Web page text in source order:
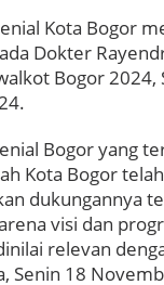
Kota Bogor
Dokter
Bogor 2024,
Bogor yang
Kota Bogor telah
dukungannya
visi dan
relevan
Senin 18